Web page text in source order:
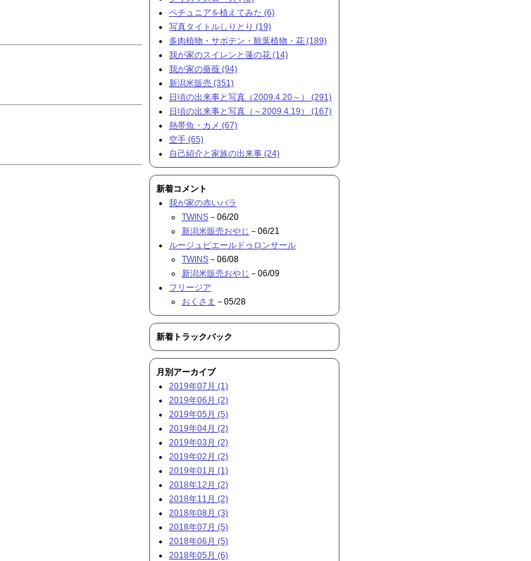
ペチュニアを植えてみた (6)
写真タイトルしりとり (19)
多肉植物・サボテン・観葉植物・花 (189)
我が家のスイレンと蓮の花 (14)
我が家の薔薇 (94)
新潟米販売 (351)
日頃の出来事と写真（2009.4.20～） (291)
日頃の出来事と写真（～2009.4.19） (167)
熱帯魚・カメ (67)
空手 (65)
自己紹介と家族の出来事 (24)
新着コメント
我が家の赤いバラ
TWINS －06/20
新潟米販売おやじ －06/21
ルージュピエールドゥロンサール
TWINS －06/08
新潟米販売おやじ －06/09
フリージア
おくさま －05/28
新着トラックバック
月別アーカイブ
2019年07月 (1)
2019年06月 (2)
2019年05月 (5)
2019年04月 (2)
2019年03月 (2)
2019年02月 (2)
2019年01月 (1)
2018年12月 (2)
2018年11月 (2)
2018年08月 (3)
2018年07月 (5)
2018年06月 (5)
2018年05月 (6)